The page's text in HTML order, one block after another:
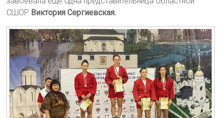
СШОР Виктория Сергиевская.